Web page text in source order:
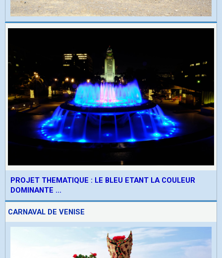
PROJET THEMATIQUE : LE BLEU ETANT LA COULEUR
DOMINANTE ...
CARNAVAL DE VENISE